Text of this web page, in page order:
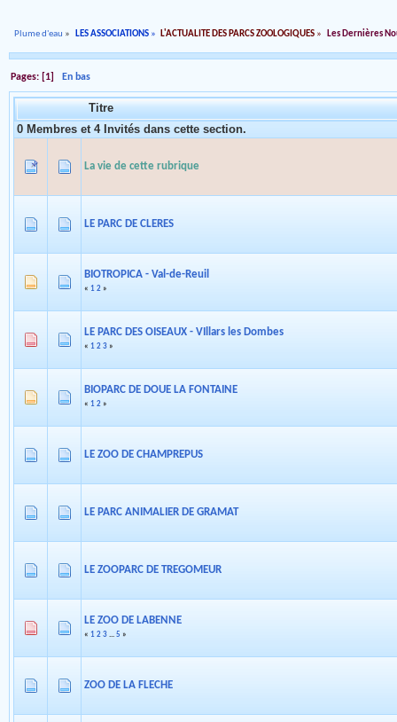
Plume d'eau » LES ASSOCIATIONS» L'ACTUALITE DES PARCS ZOOLOGIQUES » Les Dernières
Pages: [1]En bas
Titre
0 Membres et 4 Invités dans cette section.
La vie de cette rubrique
LE PARC DE CLERES
BIOTROPICA - Val-de-Reuil
« 1 2 »
LE PARC DES OISEAUX - VIllars les Dombes
« 1 2 3 »
BIOPARC DE DOUE LA FONTAINE
« 1 2 »
LE ZOO DE CHAMPREPUS
LE PARC ANIMALIER DE GRAMAT
LE ZOOPARC DE TREGOMEUR
LE ZOO DE LABENNE
« 1 2 3 ... 5 »
ZOO DE LA FLECHE